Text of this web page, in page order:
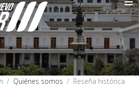
Quiénes somos Reseña histórica